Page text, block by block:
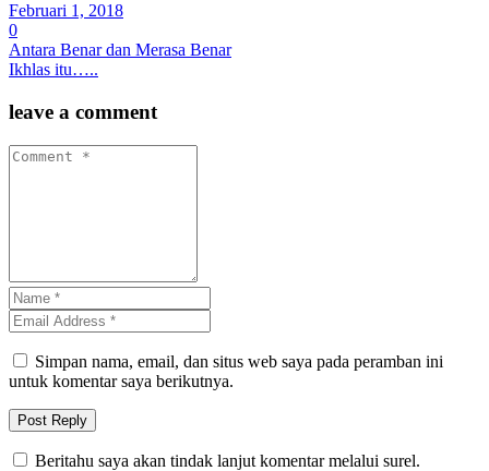
Februari 1, 2018
0
Antara Benar dan Merasa Benar
Ikhlas itu…..
leave a comment
Simpan nama, email, dan situs web saya pada peramban ini
untuk komentar saya berikutnya.
Beritahu saya akan tindak lanjut komentar melalui surel.